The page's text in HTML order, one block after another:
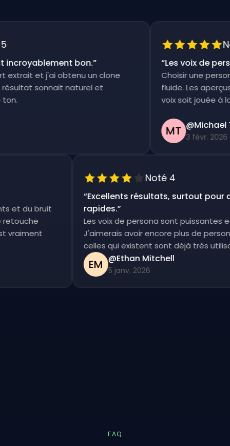
bon.”
et j'ai obtenu un clone
sonnait naturel et
Les voix de
Choisir une
fluide. Les aperçus
voix soit jouée à la
MT @Michael
3 févr. 2026
et du bruit
retouche
vraiment
Noté 4
“Excellents résultats, surtout
rapides.
Les voix de persona sont
J'aimerais avoir encore plus de
celles qui existent sont déjà très
EM @Ethan Mitchell
5 janv. 2026
FAQ